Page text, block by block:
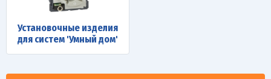
Установочные изделия
для систем 'Умный дом'